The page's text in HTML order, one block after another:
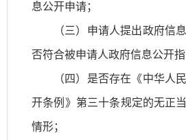
息公开申请；
（三）申请人提出政府信
否符合被申请人政府信息公开指
（四）是否存在《中华人
开条例》第三十条规定的无正
情形；